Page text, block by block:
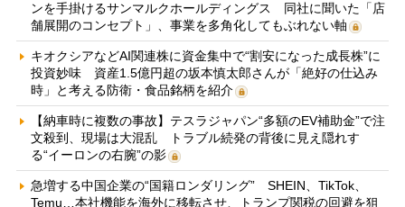
ンを手掛けるサンマルクホールディングス 同社に聞いた「店
舗展開のコンセプト」、事業を多角化してもぶれない軸
キオクシアなどAI関連株に資金集中で“割安になった成長株”に
投資妙味 資産1.5億円超の坂本慎太郎さんが「絶好の仕込み
時」と考える防衛・食品銘柄を紹介
【納車時に複数の事故】テスラジャパン“多額のEV補助金”で注
文殺到、現場は大混乱 トラブル続発の背後に見え隠れす
る“イーロンの右腕”の影
急増する中国企業の“国籍ロンダリング” SHEIN、TikTok、
Temu…本社機能を海外に移転させ、トランプ関税の回避を狙